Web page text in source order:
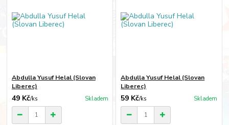
Abdulla Yusuf Helal (Slovan
Liberec)
49 Kč/ks Skladem
Abdulla Yusuf Helal (Slovan
Liberec)
59 Kč/ks Skladem